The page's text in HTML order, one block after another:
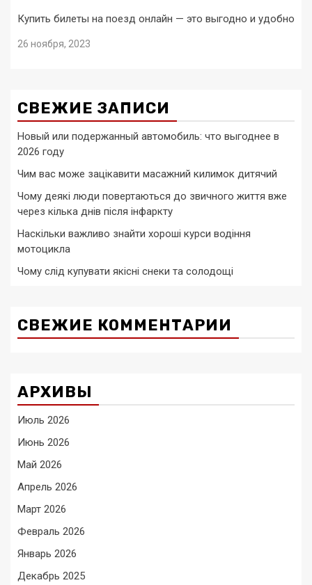
Купить билеты на поезд онлайн — это выгодно и удобно
26 ноября, 2023
СВЕЖИЕ ЗАПИСИ
Новый или подержанный автомобиль: что выгоднее в
2026 году
Чим вас може зацікавити масажний килимок дитячий
Чому деякі люди повертаються до звичного життя вже
через кілька днів після інфаркту
Наскільки важливо знайти хороші курси водіння
мотоцикла
Чому слід купувати якісні снеки та солодощі
СВЕЖИЕ КОММЕНТАРИИ
АРХИВЫ
Июль 2026
Июнь 2026
Май 2026
Апрель 2026
Март 2026
Февраль 2026
Январь 2026
Декабрь 2025